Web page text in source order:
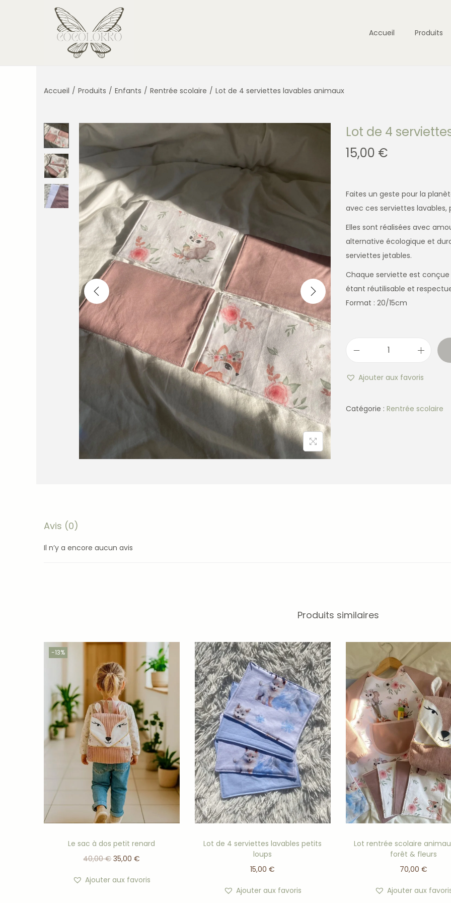
Accueil Produits
Accueil / Produits / Enfants / Rentrée scolaire / Lot de 4 serviettes lavables animaux
Lot de 4
15,00 €
Faites un geste pour la
avec ces serviettes
Elles sont réalisées avec
alternative écologique et
serviettes jetables.
Chaque serviette est
étant réutilisable et
Format : 20/15cm
Ajouter aux favoris
Catégorie : Rentrée scolaire
Avis (0)
Il n’y a encore aucun avis
Produits similaires
-13%
Le sac à dos petit renard
40,00€ 35,00€
Ajouter aux favoris
Lot de 4 serviettes lavables petits
loups
15,00€
Ajouter aux favoris
Lot rentrée scolaire
forêt & fleurs
70,00€
Ajouter aux